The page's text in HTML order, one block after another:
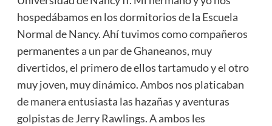
hospedábamos en los dormitorios de la Escuela
Normal de Nancy. Ahí tuvimos como compañeros
permanentes a un par de Ghaneanos, muy
divertidos, el primero de ellos tartamudo y el otro
muy joven, muy dinámico. Ambos nos platicaban
de manera entusiasta las hazañas y aventuras
golpistas de Jerry Rawlings. A ambos les